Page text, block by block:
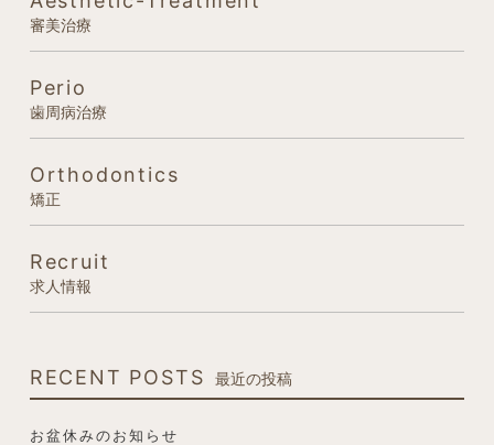
審美治療
Perio
歯周病治療
Orthodontics
矯正
Recruit
求人情報
RECENT POSTS 最近の投稿
お盆休みのお知らせ